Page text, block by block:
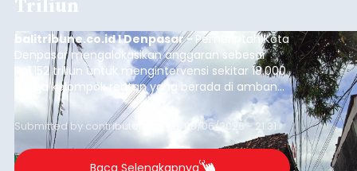
balitribune.co.id I Denpasar - Pemerintah Kota
Denpasar mengalokasikan anggaran sebesar
Rp1,152 triliun untuk mengintervensi sekitar 18.000
warga kelompok rentan yang berada di ambang
garis kemiskinan. Langkah strategis ini diambil
guna menjaga masyarakat yang berada pada
kelompok desil 5 dan 6 tersebut agar tidak
merosot ke kategori miskin.
Submitted by contributor Thu, 08/06/2026 - 21:31
Baca Selengkapnya